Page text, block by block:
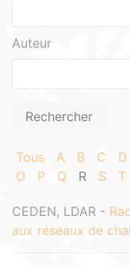
Auteur
Tous A B C D
O
P Q R S T
CEDEN, LDAR -
aux réseaux de